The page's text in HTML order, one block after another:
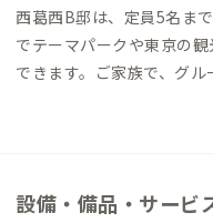
西葛西B邸は、定員5名ま
でテーマパークや東京の
できます。ご家族で、グ
クトでもOK。自炊派、外
設備・備品・サービ